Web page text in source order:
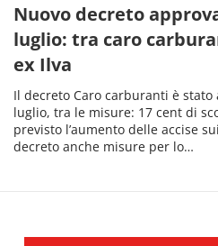
Nuovo decreto
luglio: tra caro
ex Ilva
Il decreto Caro carburanti è
luglio, tra le misure: 17 cent di
previsto l’aumento delle accise
decreto anche misure per lo…